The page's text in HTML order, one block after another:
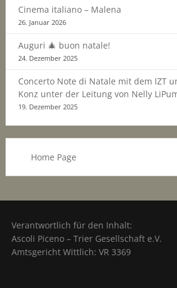
Cinema italiano – Malena
26. Januar 2026
Auguri 🎄 buon natale!
24. Dezember 2025
Concerto Note di Natale mit dem IZT
Konz unter der Leitung von Nelly
19. Dezember 2025
Home Page
Verantwortlich für den Inhalt:
Ascoli Piceno – Trier Gesellschaft e.V.
Amtsgericht Wittlich: VR 3369